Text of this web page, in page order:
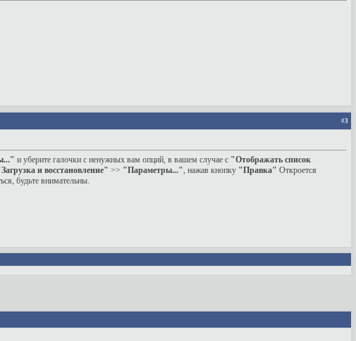
#3
и уберите галочки с ненужных вам опций, в вашем случае с "Отображать список
и восстановление" >> "Параметры...", нажав кнопку "Правка" Откроется
будьте внимательны.